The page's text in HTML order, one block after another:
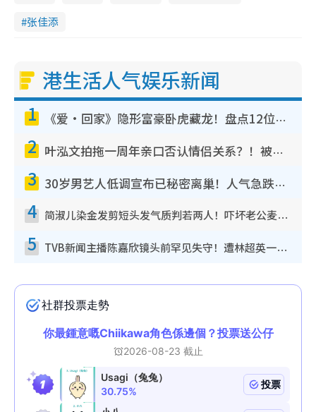
张佳添
港生活人气娱乐新闻
1 《爱·回家》隐形富豪卧虎藏龙！盘点12位财气逼人的有钱艺人：这位美女3亿身家不愁做
2 叶泓文拍拖一周年亲口否认情侣关系？！被质疑感情造假竟称GM“普通同事”
3 30岁男艺人低调宣布已秘密离巢！人气急跌变失踪人口：“这几年过得并不容易”
4 简淑儿染金发剪短头发气质判若两人！吓坏老公麦大力都认不出：“你做什么？”
5 TVB新闻主播陈嘉欣镜头前罕见失守！遭林超英一句话突袭吓坏当场大笑